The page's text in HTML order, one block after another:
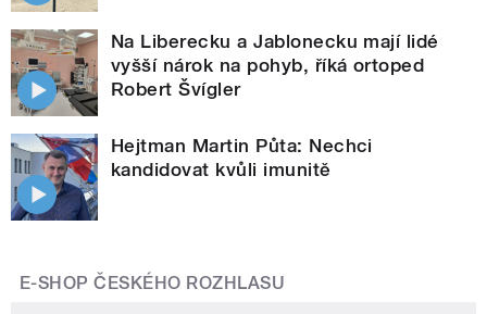
Na Liberecku a Jablonecku mají lidé
vyšší nárok na pohyb, říká ortoped
Robert Švígler
Hejtman Martin Půta: Nechci
kandidovat kvůli imunitě
E-SHOP ČESKÉHO ROZHLASU